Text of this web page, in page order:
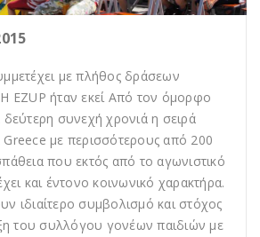
με πλήθος δράσεων
EZUP ήταν εκεί Από τον όμορφο
δεύτερη συνεχή χρονιά η σειρά
με περισσότερους από 200
που εκτός από το αγωνιστικό
και έντονο κοινωνικό χαρακτήρα.
ιδιαίτερο συμβολισμό και στόχος
του συλλόγου γονέων παιδιών με